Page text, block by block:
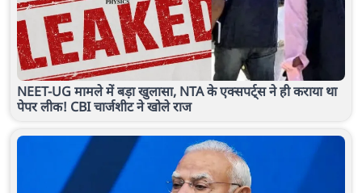
NEET-UG मामले में बड़ा खुलासा, NTA के एक्सपर्ट्स ने ही कराया था
पेपर लीक! CBI चार्जशीट ने खोले राज